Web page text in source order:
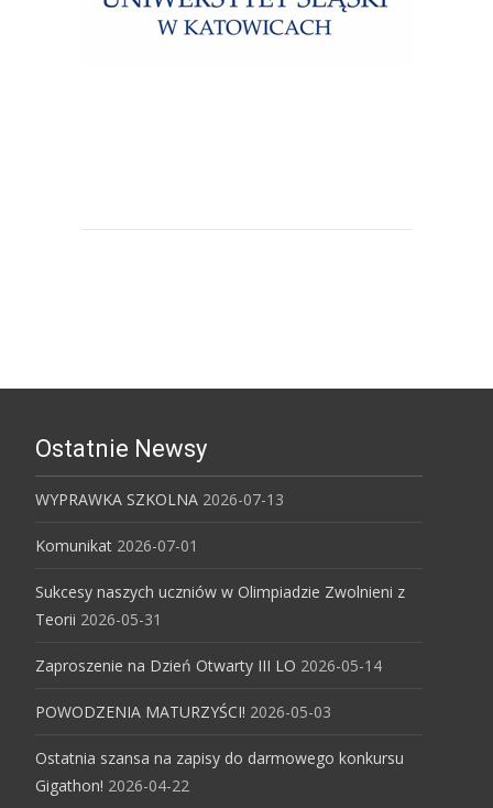
Ostatnie Newsy
WYPRAWKA SZKOLNA 2026-07-13
Komunikat 2026-07-01
Sukcesy naszych uczniów w Olimpiadzie Zwolnieni z
Teorii 2026-05-31
Zaproszenie na Dzień Otwarty III LO 2026-05-14
POWODZENIA MATURZYŚCI! 2026-05-03
Ostatnia szansa na zapisy do darmowego konkursu
Gigathon! 2026-04-22